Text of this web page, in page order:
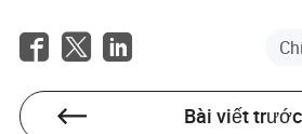
phòng thủ lâu dài.
Bài viết trước